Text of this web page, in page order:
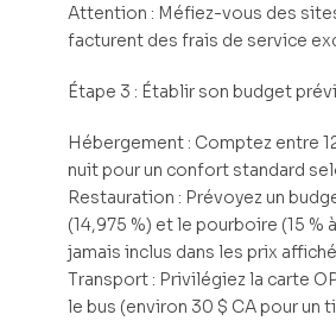
Attention : Méfiez-vous des
facturent des frais de service
Étape 3 : Établir son budget
Hébergement : Comptez entre
nuit pour un confort standard
Restauration : Prévoyez un
(14,975 %) et le pourboire (15 %
jamais inclus dans les prix
Transport : Privilégiez la carte
le bus (environ 30 $ CA pour un